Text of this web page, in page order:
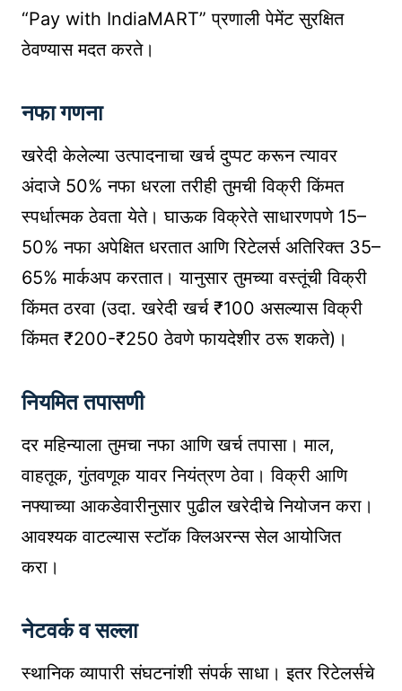
“Pay with IndiaMART” प्रणाली पेमेंट सुरक्षित
ठेवण्यास मदत करते।
नफा गणना
खरेदी केलेल्या उत्पादनाचा खर्च दुप्पट करून त्यावर
अंदाजे 50% नफा धरला तरीही तुमची विक्री किंमत
स्पर्धात्मक ठेवता येते। घाऊक विक्रेते साधारणपणे 15–
50% नफा अपेक्षित धरतात आणि रिटेलर्स अतिरिक्त 35–
65% मार्कअप करतात। यानुसार तुमच्या वस्तूंची विक्री
किंमत ठरवा (उदा. खरेदी खर्च ₹100 असल्यास विक्री
किंमत ₹200-₹250 ठेवणे फायदेशीर ठरू शकते)।
नियमित तपासणी
दर महिन्याला तुमचा नफा आणि खर्च तपासा। माल,
वाहतूक, गुंतवणूक यावर नियंत्रण ठेवा। विक्री आणि
नफ्याच्या आकडेवारीनुसार पुढील खरेदीचे नियोजन करा।
आवश्यक वाटल्यास स्टॉक क्लिअरन्स सेल आयोजित
करा।
नेटवर्क व सल्ला
स्थानिक व्यापारी संघटनांशी संपर्क साधा। इतर रिटेलर्सचे